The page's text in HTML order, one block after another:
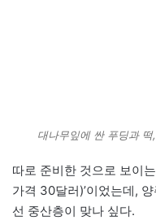
대나무잎에 싼 푸딩과
따로 준비한 것으로 보이
가격 30달러)’이었는데,
선 중산층이 맞나 싶다.